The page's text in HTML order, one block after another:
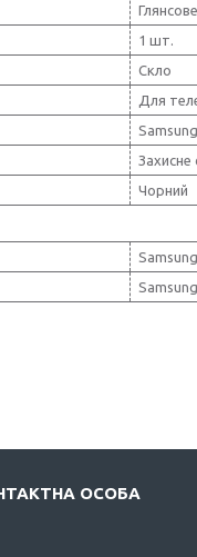
Глянсове
1 шт.
Скло
Для
Samsung
Захисне
Чорний